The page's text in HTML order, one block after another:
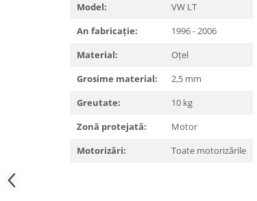
Carlige Renault
Carlige SsangYong
Carlige Suzuki
Model:
VW LT
An fabricație:
1996 - 2006
Material:
Oțel
Grosime material:
2,5 mm
Greutate:
10 kg
Zonă protejată:
Motor
Motorizări:
Toate motorizările